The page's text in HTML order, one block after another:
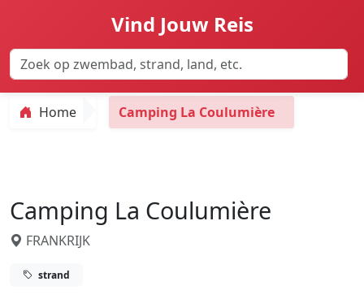
Vind Jouw Reis
Home Camping La Coulumière
Camping La Coulumière
FRANKRIJK
strand